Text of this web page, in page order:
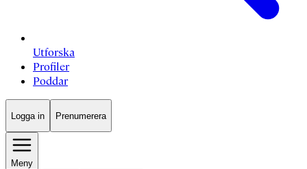
Utforska
Profiler
Poddar
Logga in Prenumerera
Meny